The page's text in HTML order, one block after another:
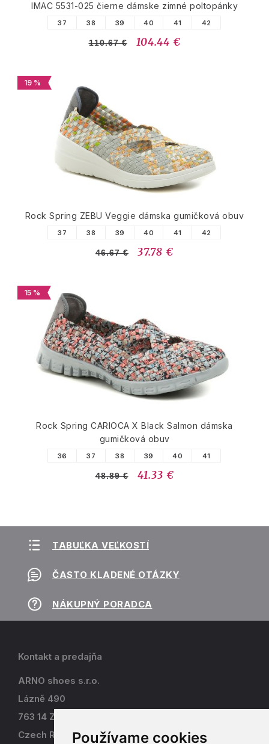
Používame cookies
IMAC 5531-025 čierne dámske zimné poltopánky
37 38 39 40 41 42
110.67 € 104.44 €
19 %
Rock Spring ZEBU Veggie dámska gumičková obuv
37 38 39 40 41 42
46.67 € 37.78 €
15 %
Rock Spring CARIOCA X Black Salmon dámska
gumičková obuv
36 37 38 39 40 41
48.89 € 41.33 €
TABUĽKA VEĽKOSTÍ
ČASTO KLADENÉ OTÁZKY
NÁKUPNÝ PORADCA
Kontakt a predajňa
ARNO shoes s.r.o.
Lázně 490
763 14 Zlín - Kostelec
Czech Republic